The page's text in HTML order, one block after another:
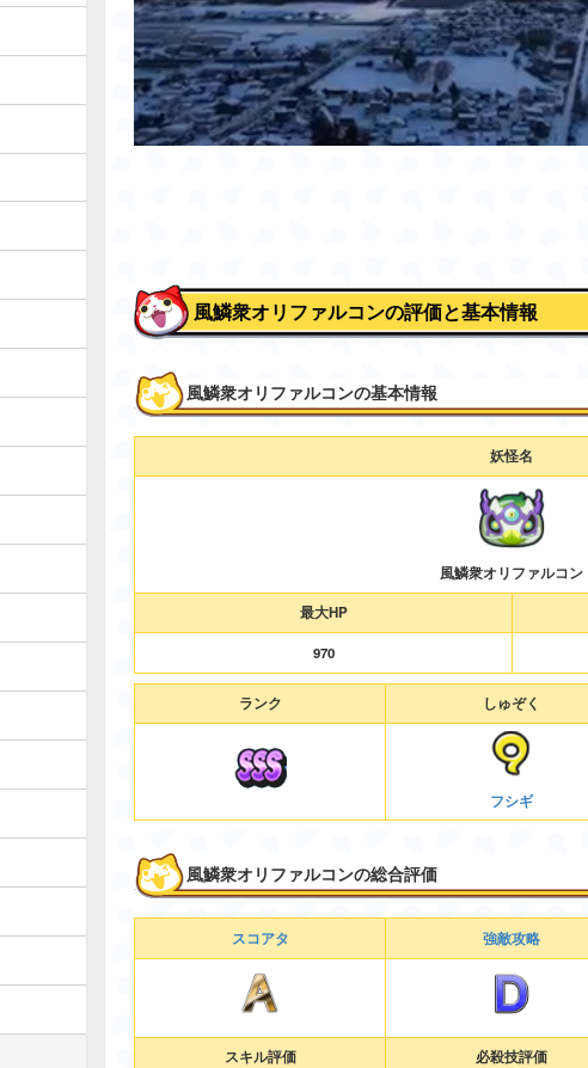
風鱗衆オリファルコンの評価と基本情報
風鱗衆オリファルコンの基本情報
妖怪名
風鱗衆オリファルコン
最大HP
970
ランク しゅぞく
フシギ
風鱗衆オリファルコンの総合評価
スコアタ 強敵攻略
スキル評価 必殺技評価